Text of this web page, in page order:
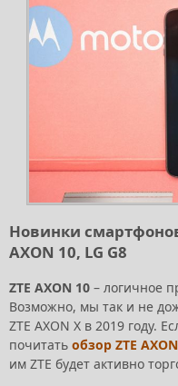
Новинки
AXON 10, LG G8
ZTE AXON 10 – логичное
Возможно, мы так и не
ZTE AXON X в 2019 году.
почитать обзор ZTE
им ZTE будет активно